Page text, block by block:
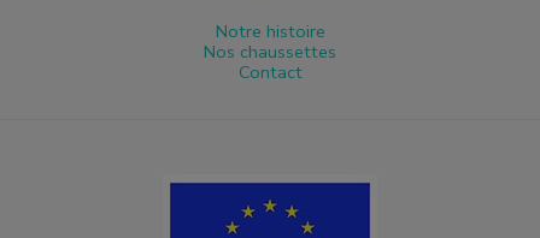
Notre histoire
Nos chaussettes
Contact